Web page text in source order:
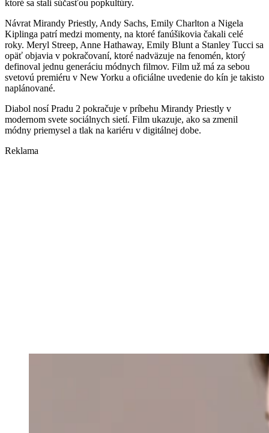
ktoré sa stali súčasťou popkultúry.
Návrat Mirandy Priestly, Andy Sachs, Emily Charlton a Nigela
Kiplinga patrí medzi momenty, na ktoré fanúšikovia čakali celé
roky. Meryl Streep, Anne Hathaway, Emily Blunt a Stanley Tucci sa
opäť objavia v pokračovaní, ktoré nadväzuje na fenomén, ktorý
definoval jednu generáciu módnych filmov. Film už má za sebou
svetovú premiéru v New Yorku a oficiálne uvedenie do kín je takisto
naplánované.
Diabol nosí Pradu 2 pokračuje v príbehu Mirandy Priestly v
modernom svete sociálnych sietí. Film ukazuje, ako sa zmenil
módny priemysel a tlak na kariéru v digitálnej dobe.
Reklama